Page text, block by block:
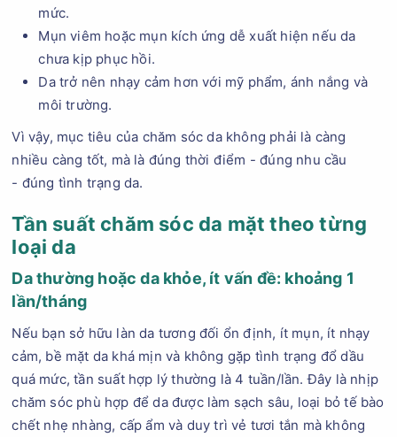
mức.
Mụn viêm hoặc mụn kích ứng dễ xuất hiện nếu da
chưa kịp phục hồi.
Da trở nên nhạy cảm hơn với mỹ phẩm, ánh nắng và
môi trường.
Vì vậy, mục tiêu của chăm sóc da không phải là càng
nhiều càng tốt, mà là đúng thời điểm - đúng nhu cầu
- đúng tình trạng da.
Tần suất chăm sóc da mặt theo từng
loại da
Da thường hoặc da khỏe, ít vấn đề: khoảng 1
lần/tháng
Nếu bạn sở hữu làn da tương đối ổn định, ít mụn, ít nhạy
cảm, bề mặt da khá mịn và không gặp tình trạng đổ dầu
quá mức, tần suất hợp lý thường là 4 tuần/lần. Đây là nhịp
chăm sóc phù hợp để da được làm sạch sâu, loại bỏ tế bào
chết nhẹ nhàng, cấp ẩm và duy trì vẻ tươi tắn mà không